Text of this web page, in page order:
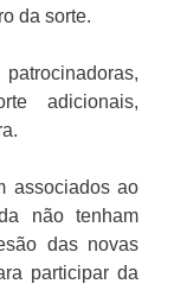
da sorte.
adicionais,
associados ao
não tenham
das novas
participar da